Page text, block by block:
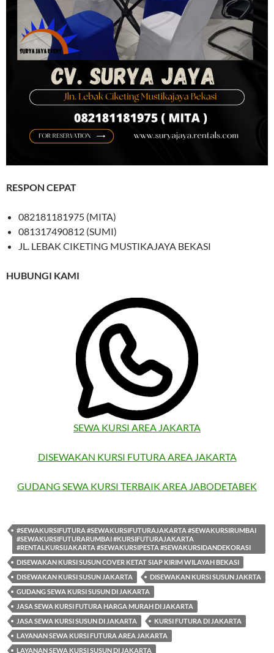
RESPON CEPAT
082181181975 (MITA)
081317490812 (SUMI)
JL. LEBAK CIKETING MUSTIKAJAYA BEKASI
HUBUNGI KAMI
SEWA KURSI AREA JAKARTA
DISEWAKAN KURSI FUTURA AREA JAKARTA
GUDANG SEWA KURSI TERBAIK AREA JABODETABEK
#SEWAKURSIFUTURA #SEWAKURSIFUTURAJAKARTA #SEWAKURSIRUMBAI
#SEWAKURSIFUTURARUMBAI #KURSIFUTURAJAKARTA
#RENTALKURSIJAKARTA #SEWAKURSIPESTA #SEWAKURSIDANDEKORASI
DISEWAKAN KURSI SUSUN COVER KETAT SIAP KIRIM WILAYAH BEKASI
DISEWAKAN KURSI SUSUN JAKARTA
DISEWAKAN KURSI SUSUN JAKRTA
GUDANG SEWA KURSI SUSUN DI JAKARTA
JASA SEWA KURSI FUTURA HARGA MURAH DI JAKARTA
JASA SEWA KURSI SUSUN DI JAKARTA
KURSI FUTURA DI JAKARTA
LAYANAN SEWA KURSI FUTURA AREA JAKARTA
LAYANAN SEWA KURSI SUSUN DI JAKARTA